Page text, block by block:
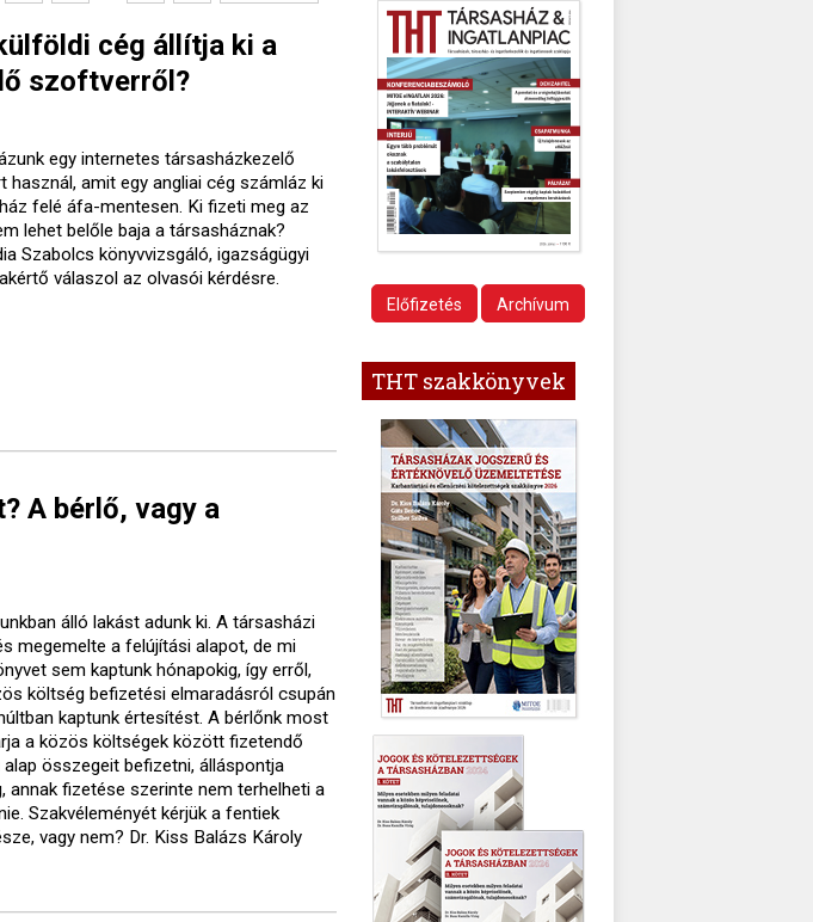
cég állítja ki a
szoftverről?
egy internetes társasházkezelő
használ, amit egy angliai cég számláz ki
felé áfa-mentesen. Ki fizeti meg az
lehet belőle baja a társasháznak?
Szabolcs könyvvizsgáló, igazságügyi
válaszol az olvasói kérdésre.
A bérlő, vagy a
álló lakást adunk ki. A társasházi
megemelte a felújítási alapot, de mi
sem kaptunk hónapokig, így erről,
költség befizetési elmaradásról csupán
kaptunk értesítést. A bérlőnk most
a közös költségek között fizetendő
összegeit befizetni, álláspontja
fizetése szerinte nem terhelheti a
Szakvéleményét kérjük a fentiek
vagy nem? Dr. Kiss Balázs Károly
Előfizetés Archívum
THT szakkönyvek